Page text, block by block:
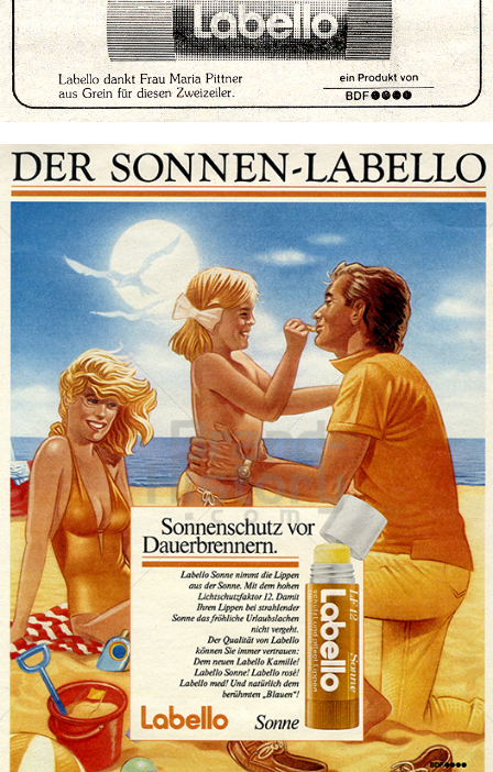
Labello Beiersdorf AG 1985
Bild-ID: 72216
Labello Beiersdorf AG 1985